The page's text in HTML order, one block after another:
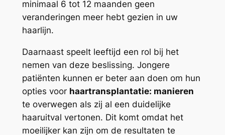
minimaal 6 tot 12 maanden geen
veranderingen meer hebt gezien in uw
haarlijn.
Daarnaast speelt leeftijd een rol bij het
nemen van deze beslissing. Jongere
patiënten kunnen er beter aan doen om hun
opties voor haartransplantatie: manieren
te overwegen als zij al een duidelijke
haaruitval vertonen. Dit komt omdat het
moeilijker kan zijn om de resultaten te